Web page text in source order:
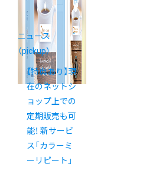
ニュース
（pickup）
【特典あり】現
在のネットシ
ョップ上での
定期販売も可
能！ 新サービ
ス「カラーミ
ーリピート」